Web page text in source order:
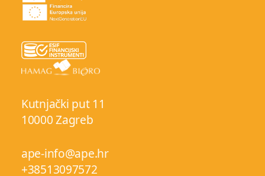
Kutnjački put 11
10000 Zagreb
ape-info@ape.hr
+38513097572